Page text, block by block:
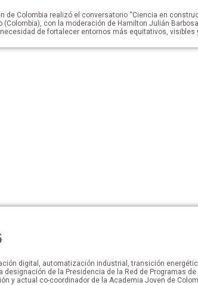
Colombia realizó el conversatorio “Ciencia en
con la moderación de Hamilton Julián
de fortalecer entornos más equitativos,
digital, automatización industrial, transición
de la Presidencia de la Red de Programas
y actual co-coordinador de la Academia Joven de